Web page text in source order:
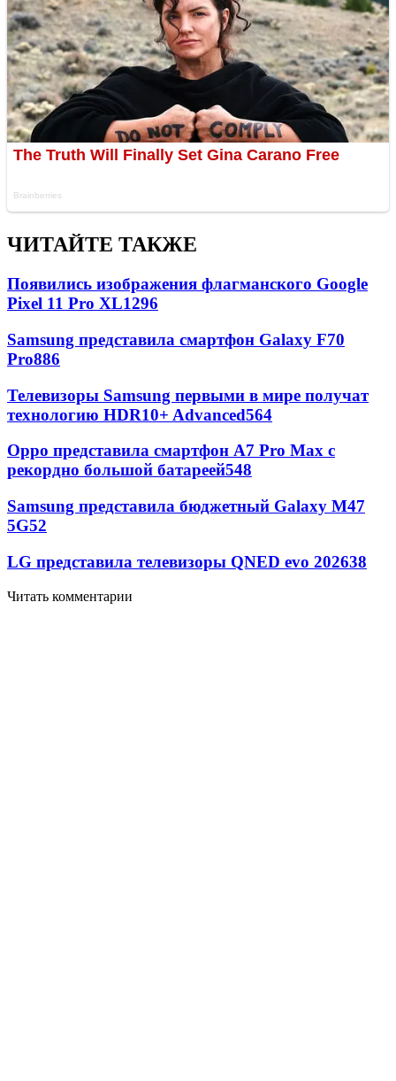
ЧИТАЙТЕ ТАКЖЕ
Появились изображения флагманского Google
Pixel 11 Pro XL1296
Samsung представила смартфон Galaxy F70
Pro886
Телевизоры Samsung первыми в мире получат
технологию HDR10+ Advanced564
Oppo представила смартфон A7 Pro Max с
рекордно большой батареей548
Samsung представила бюджетный Galaxy M47
5G52
LG представила телевизоры QNED evo 202638
Читать комментарии